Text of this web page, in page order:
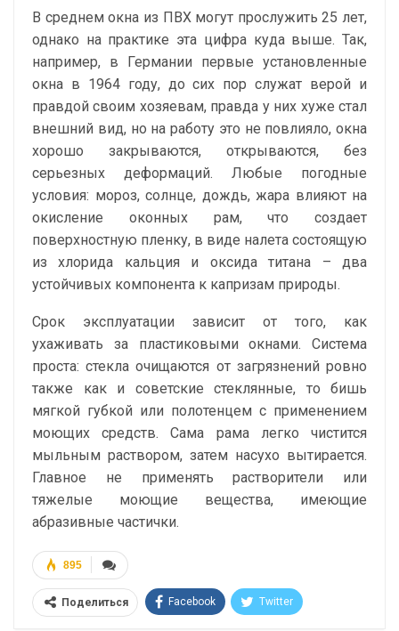
В среднем окна из ПВХ могут прослужить 25 лет,
однако на практике эта цифра куда выше. Так,
например, в Германии первые установленные
окна в 1964 году, до сих пор служат верой и
правдой своим хозяевам, правда у них хуже стал
внешний вид, но на работу это не повлияло, окна
хорошо закрываются, открываются, без
серьезных деформаций. Любые погодные
условия: мороз, солнце, дождь, жара влияют на
окисление оконных рам, что создает
поверхностную пленку, в виде налета состоящую
из хлорида кальция и оксида титана – два
устойчивых компонента к капризам природы.
Срок эксплуатации зависит от того, как
ухаживать за пластиковыми окнами. Система
проста: стекла очищаются от загрязнений ровно
также как и советские стеклянные, то бишь
мягкой губкой или полотенцем с применением
моющих средств. Сама рама легко чистится
мыльным раствором, затем насухо вытирается.
Главное не применять растворители или
тяжелые моющие вещества, имеющие
абразивные частички.
895
Поделиться Facebook Twitter